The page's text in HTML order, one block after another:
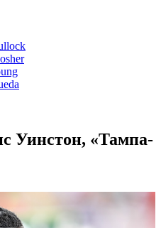
Уинстон, «Тампа-